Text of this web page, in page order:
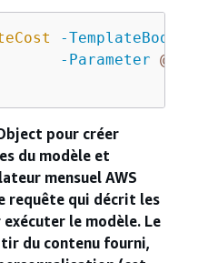
-TemplateBody
-Parameter @
pour créer
du modèle et
mensuel AWS
requête qui décrit les
le modèle. Le
du contenu fourni,